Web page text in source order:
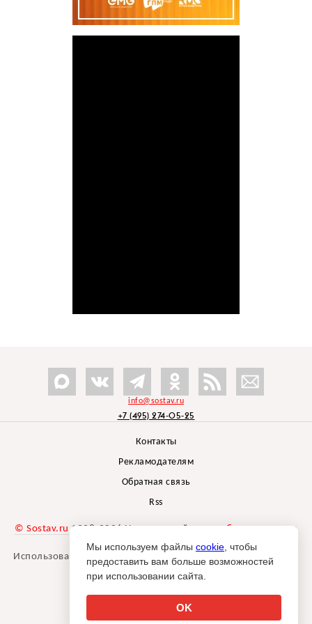
info@sostav.ru
+7 (495) 274-05-25
Контакты
Рекламодателям
Обратная связь
Rss
© Sostav.ru 1998-2026 Независимый проектбрендингового
агентства Depot
Использование материалов Sostav.ru допустимо только при
указании источника.
Мы используем файлы cookie , чтобы
предоставить вам больше возможностей
при использовании сайта.
OK